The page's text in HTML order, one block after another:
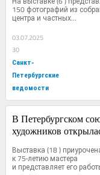
«Крылья России»
150 фотографий из
центра и частных...
03.07.2025
30
Санкт-
Петербургские
ведомости
В Петербургском
художников
Владимира
«Возвращение»
Выставка (18 )
к 75‑летию мастера
и представляет его